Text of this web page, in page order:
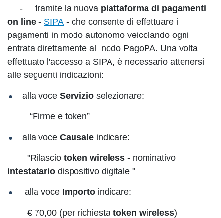
- tramite la nuova piattaforma di pagamenti
on line - SIPA - che consente di effettuare i
pagamenti in modo autonomo veicolando ogni
entrata direttamente al nodo PagoPA. Una volta
effettuato l'accesso a SIPA, è necessario attenersi
alle seguenti indicazioni:
alla voce Servizio selezionare:
“Firme e token”
alla voce Causale indicare:
"Rilascio token wireless - nominativo
intestatario dispositivo digitale "
alla voce Importo indicare:
€ 70,00 (per richiesta token wireless)